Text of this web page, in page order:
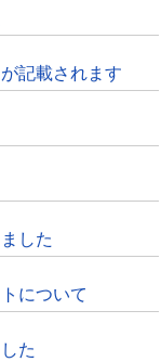
記載されます
した
について
た